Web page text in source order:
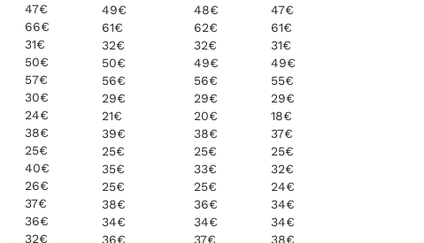
47€
66€
31€
50€
57€
30€
24€
38€
25€
40€
26€
37€
36€
32€
49€
61€
32€
50€
56€
29€
21€
39€
25€
35€
25€
38€
34€
36€
47€
61€
31€
49€
55€
29€
18€
37€
25€
32€
24€
34€
34€
38€
48€
62€
32€
49€
56€
29€
20€
38€
25€
33€
25€
36€
34€
37€